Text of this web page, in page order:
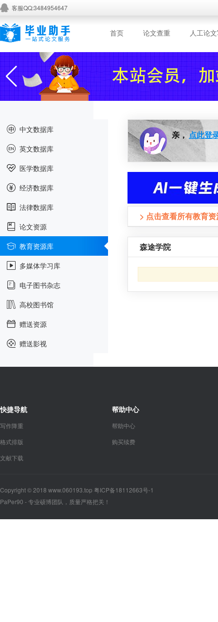
客服QQ:3484954647
首页 论文查重 人工论
中文数据库
英文数据库
医学数据库
经济数据库
法律数据库
论文资源
教育资源库
多媒体学习库
电子图书杂志
高校图书馆
赠送资源
赠送影视
亲， 点此登
> 点击查看所有教育
森途学院
快捷导航
写作降重
格式排版
文献下载
帮助中心
帮助中心
购买续费
Copyright © 2018 www.060193.top 粤ICP备18112663号-1
PaPer90 - 专业硕博团队，质量严格把关！